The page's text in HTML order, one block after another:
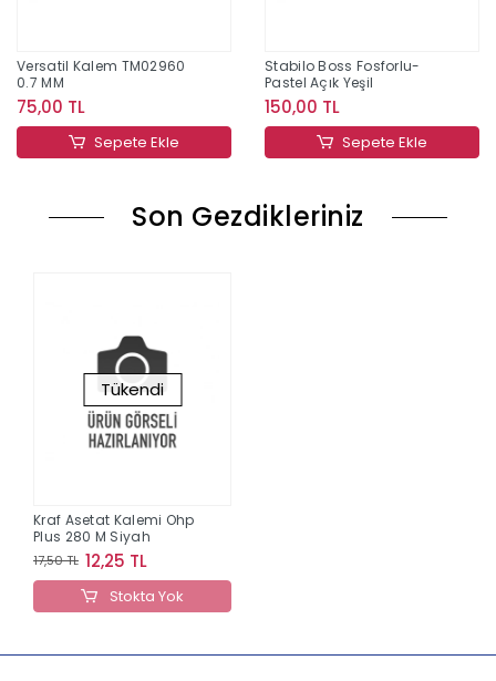
Versatil Kalem TM02960
0.7 MM
75,00 TL
Sepete Ekle
Stabilo Boss Fosforlu-
Pastel Açık Yeşil
150,00 TL
Sepete Ekle
Son Gezdikleriniz
Tükendi
Kraf Asetat Kalemi Ohp
Plus 280 M Siyah
17,50 TL 12,25 TL
Stokta Yok